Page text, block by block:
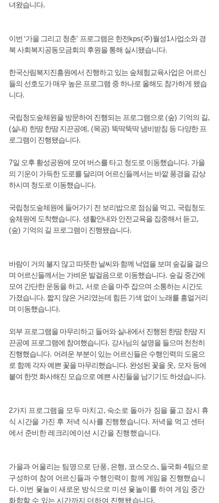
녀왔습니다.
이번 ‘가을 그리고 청춘’ 프로그램은 한전kps(주)월성1사업소와 경
북 사회복지공동모금회의 후원을 통해 실시됐습니다.
한국산림복지진흥원에서 진행하고 있는 숲체험교육사업은 어르신
들의 선호도가 매우 높은 프로그램 중 하나로 올해도 참가하게 됐습
니다.
국립청도숲체원을 방문하여 진행되는 프로그램으로 (숲) 기억의 길,
(실내) 한땀 한땀 지끈공예, (목공) 뚝딱뚝딱 냄비받침 등 다양한 프
로그램이 진행됐습니다.
7일 오후 황성공원에 모여 버스를 타고 청도로 이동했습니다. 가을
의 기운이 가득한 도로를 달리며 어르신들께서는 바깥 풍경을 감상
하시며 청도로 이동했습니다.
국립청도숲체원에 들어가기 전 보리밥으로 점심을 먹고, 국립청도
숲체원에 도착했습니다. 생활안내와 안전교육을 집중해서 듣고,
(숲) 기억의 길 프로그램이 진행됐습니다.
바람이 거의 불지 않고 따뜻한 날씨와 함께 낙엽을 보며 숲길을 걸으
며 어르신들께서는 가벼운 발걸음으로 이동했습니다. 숲길 중간에
모여 간단한 운동을 하고, 서로 손을 마주 잡으며 소통하는 시간도
가졌습니다. 짧지 않은 거리였는데 힘든 기색 없이 노래를 흥얼거리
며 이동했습니다.
외부 프로그램을 마무리하고 들어와 실내에서 진행된 한땀 한땀 지
끈공예 프로그램에 참여했습니다. 강사님의 설명을 들으며 천천히
진행했습니다. 어려운 부분이 있는 어르신들은 수행인력의 도움으
로 함께 각자 예쁜 꽃을 마무리했습니다. 완성된 꽃을 옷, 모자 등에
붙여 한껏 화사해진 모습으로 예쁜 사진들을 남기기도 하셨습니다.
2가지 프로그램을 모두 마치고, 숙소로 돌아가 짐을 풀고 잠시 휴
식 시간을 가진 후 저녁 식사를 진행했습니다. 저녁을 먹고 센터
에서 준비한 레크리에이션 시간을 진행했습니다.
가을과 어울리는 팀명으로 단풍, 은행, 코스모스, 들국화4팀으로
구성하여 참여 어르신들과 수행인력이 함께 게임을 진행했습니
다. 이번 윷놀이 새로운 방식으로 미션 윷놀이를 하여 게임 중간
화합할 수 있는 시간까지 더하여 진행됐습니다.